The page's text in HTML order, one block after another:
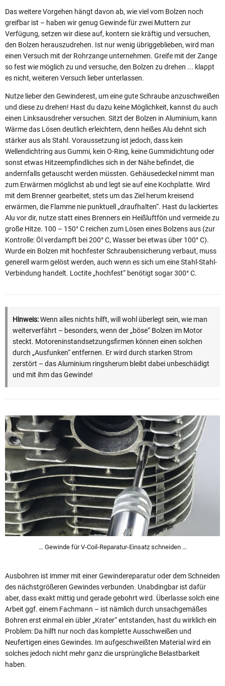
Das weitere Vorgehen hängt davon ab, wie viel vom Bolzen noch
greifbar ist – haben wir genug Gewinde für zwei Muttern zur
Verfügung, setzen wir diese auf, kontern sie kräftig und versuchen,
den Bolzen herauszudrehen. Ist nur wenig übriggeblieben, wird man
einen Versuch mit der Rohrzange unternehmen. Greife mit der Zange
so fest wie möglich zu und versuche, den Bolzen zu drehen ... klappt
es nicht, weiteren Versuch lieber unterlassen.
Nutze lieber den Gewinderest, um eine gute Schraube anzuschweißen
und diese zu drehen! Hast du dazu keine Möglichkeit, kannst du auch
einen Linksausdreher versuchen. Sitzt der Bolzen in Aluminium, kann
Wärme das Lösen deutlich erleichtern, denn heißes Alu dehnt sich
stärker aus als Stahl. Voraussetzung ist jedoch, dass kein
Wellendichtring aus Gummi, kein O-Ring, keine Gummidichtung oder
sonst etwas Hitzeempfindliches sich in der Nähe befindet, die
andernfalls getauscht werden müssten. Gehäusedeckel nimmt man
zum Erwärmen möglichst ab und legt sie auf eine Kochplatte. Wird
mit dem Brenner gearbeitet, stets um das Ziel herum kreisend
erwärmen, die Flamme nie punktuell „draufhalten“. Hast du lackiertes
Alu vor dir, nutze statt eines Brenners ein Heißluftfön und vermeide zu
große Hitze. 100 – 150° C reichen zum Lösen eines Bolzens aus (zur
Kontrolle: Öl verdampft bei 200° C, Wasser bei etwas über 100° C).
Wurde ein Bolzen mit hochfester Schraubensicherung verbaut, muss
generell warm gelöst werden, auch wenn es sich um eine Stahl-Stahl-
Verbindung handelt. Loctite „hochfest“ benötigt sogar 300° C.
Hinweis:Wenn alles nichts hilft, will wohl überlegt sein, wie man
weiterverfährt – besonders, wenn der „böse“ Bolzen im Motor
steckt. Motoreninstandsetzungsfirmen können einen solchen
durch „Ausfunken“ entfernen. Er wird durch starken Strom
zerstört – das Aluminium ringsherum bleibt dabei unbeschädigt
und mit ihm das Gewinde!
… Gewinde für V-Coil-Reparatur-Einsatz schneiden …
Ausbohren ist immer mit einer Gewindereparatur oder dem Schneiden
des nächstgrößeren Gewindes verbunden. Unabdingbar ist dafür
aber, dass exakt mittig und gerade gebohrt wird. Überlasse solch eine
Arbeit ggf. einem Fachmann – ist nämlich durch unsachgemäßes
Bohren erst einmal ein übler „Krater“ entstanden, hast du wirklich ein
Problem: Da hilft nur noch das komplette Ausschweißen und
Neufertigen eines Gewindes. Im aufgeschweißten Material wird ein
solches jedoch nicht mehr ganz die ursprüngliche Belastbarkeit
haben.